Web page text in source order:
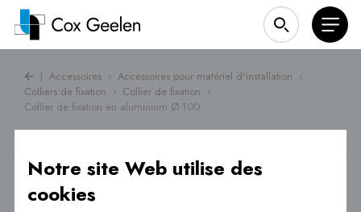
| Accessoires › Accessoires pour matériel d'installation ›
Colliers de fixation › Collier de fixation ›
Collier de fixation en aluminium Ø 100
Notre site Web utilise des
cookies